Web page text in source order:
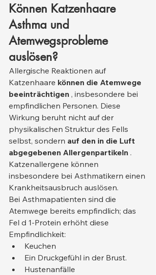
Können Katzenhaare
Asthma und
Atemwegsprobleme
auslösen?
Allergische Reaktionen auf
Katzenhaare können die Atemwege
beeinträchtigen , insbesondere bei
empfindlichen Personen. Diese
Wirkung beruht nicht auf der
physikalischen Struktur des Fells
selbst, sondern auf den in die Luft
abgegebenen Allergenpartikeln .
Katzenallergene können
insbesondere bei Asthmatikern einen
Krankheitsausbruch auslösen.
Bei Asthmapatienten sind die
Atemwege bereits empfindlich; das
Fel d 1-Protein erhöht diese
Empfindlichkeit:
Keuchen
Ein Druckgefühl in der Brust.
Hustenanfälle